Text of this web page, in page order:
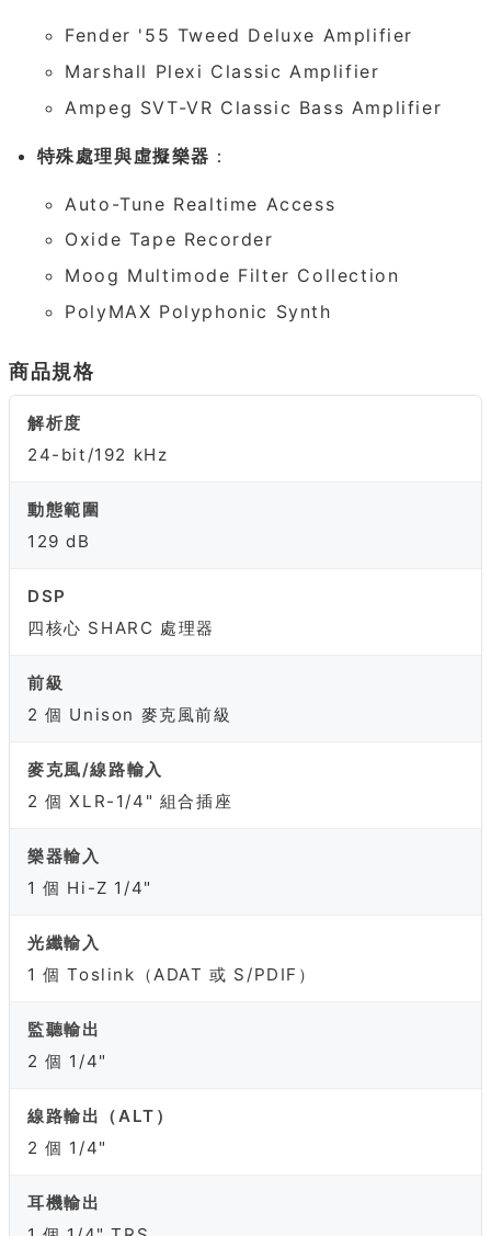
Fender '55 Tweed Deluxe Amplifier
Marshall Plexi Classic Amplifier
Ampeg SVT-VR Classic Bass Amplifier
特殊處理與虛擬樂器 ：
Auto-Tune Realtime Access
Oxide Tape Recorder
Moog Multimode Filter Collection
PolyMAX Polyphonic Synth
商品規格
解析度
24-bit/192 kHz
動態範圍
129 dB
DSP
四核心 SHARC 處理器
前級
2 個 Unison 麥克風前級
麥克風/線路輸入
2 個 XLR-1/4" 組合插座
樂器輸入
1 個 Hi-Z 1/4"
光纖輸入
1 個 Toslink（ADAT 或 S/PDIF）
監聽輸出
2 個 1/4"
線路輸出（ALT）
2 個 1/4"
耳機輸出